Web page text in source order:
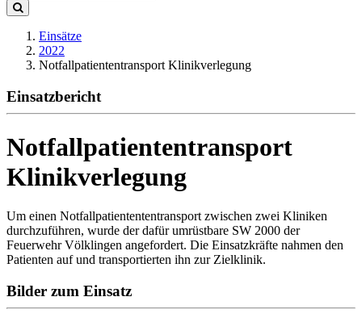
Einsätze
2022
Notfallpatiententransport Klinikverlegung
Einsatzbericht
Notfallpatiententransport
Klinikverlegung
Um einen Notfallpatientententransport zwischen zwei Kliniken
durchzuführen, wurde der dafür umrüstbare SW 2000 der
Feuerwehr Völklingen angefordert. Die Einsatzkräfte nahmen den
Patienten auf und transportierten ihn zur Zielklinik.
Bilder zum Einsatz